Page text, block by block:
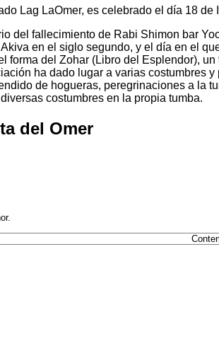
Lag LaOmer, es celebrado el día 18
del fallecimiento de Rabi Shimon bar
en el siglo segundo, y el día en el
forma del Zohar (Libro del Esplendor), un
ha dado lugar a varias costumbres
de hogueras, peregrinaciones a la
costumbres en la propia tumba.
del Omer